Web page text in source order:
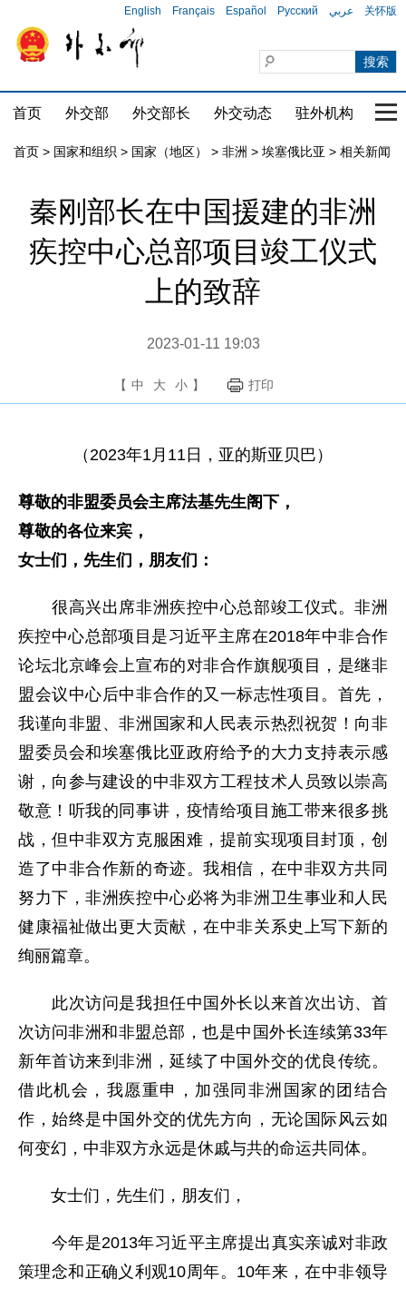
English Français Español Русский عربي 关怀版
首页 外交部 外交部长 外交动态 驻外机构 国
首页 > 国家和组织 > 国家（地区） > 非洲 > 埃塞俄比亚 > 相关新闻
秦刚部长在中国援建的非洲
疾控中心总部项目竣工仪式
上的致辞
2023-01-11 19:03
【 中 大 小 】 打印
（2023年1月11日，亚的斯亚贝巴）
尊敬的非盟委员会主席法基先生阁下，
尊敬的各位来宾，
女士们，先生们，朋友们：
很高兴出席非洲疾控中心总部竣工仪式。非洲
疾控中心总部项目是习近平主席在2018年中非合作
论坛北京峰会上宣布的对非合作旗舰项目，是继非
盟会议中心后中非合作的又一标志性项目。首先，
我谨向非盟、非洲国家和人民表示热烈祝贺！向非
盟委员会和埃塞俄比亚政府给予的大力支持表示感
谢，向参与建设的中非双方工程技术人员致以崇高
敬意！听我的同事讲，疫情给项目施工带来很多挑
战，但中非双方克服困难，提前实现项目封顶，创
造了中非合作新的奇迹。我相信，在中非双方共同
努力下，非洲疾控中心必将为非洲卫生事业和人民
健康福祉做出更大贡献，在中非关系史上写下新的
绚丽篇章。
此次访问是我担任中国外长以来首次出访、首
次访问非洲和非盟总部，也是中国外长连续第33年
新年首访来到非洲，延续了中国外交的优良传统。
借此机会，我愿重申，加强同非洲国家的团结合
作，始终是中国外交的优先方向，无论国际风云如
何变幻，中非双方永远是休戚与共的命运共同体。
女士们，先生们，朋友们，
今年是2013年习近平主席提出真实亲诚对非政
策理念和正确义利观10周年。10年来，在中非领导